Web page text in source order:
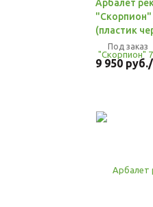
Арбалет
(пластик
Под заказ
9 950 руб.